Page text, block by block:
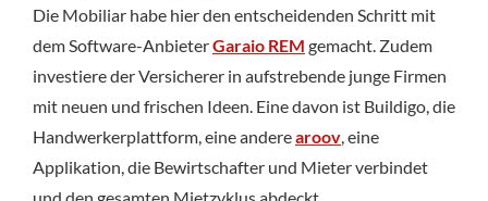
Die Mobiliar habe hier den entscheidenden Schritt mit
dem Software-AnbieterGaraio REM gemacht. Zudem
investiere der Versicherer in aufstrebende junge Firmen
mit neuen und frischen Ideen. Eine davon ist Buildigo, die
Handwerkerplattform, eine anderearoov , eine
Applikation, die Bewirtschafter und Mieter verbindet
und den gesamten Mietzyklus abdeckt.